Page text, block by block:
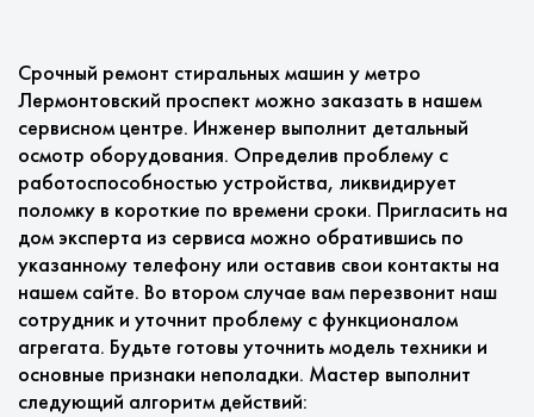
Срочный ремонт стиральных машин у метро
Лермонтовский проспект можно заказать в нашем
сервисном центре. Инженер выполнит детальный
осмотр оборудования. Определив проблему с
работоспособностью устройства, ликвидирует
поломку в короткие по времени сроки. Пригласить на
дом эксперта из сервиса можно обратившись по
указанному телефону или оставив свои контакты на
нашем сайте. Во втором случае вам перезвонит наш
сотрудник и уточнит проблему с функционалом
агрегата. Будьте готовы уточнить модель техники и
основные признаки неполадки. Мастер выполнит
следующий алгоритм действий: